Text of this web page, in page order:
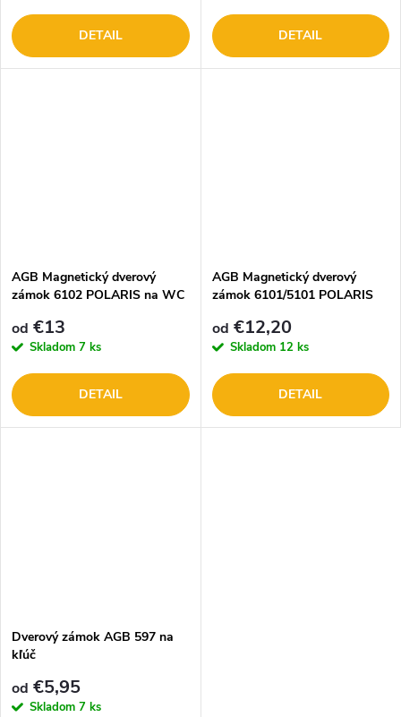
DETAIL DETAIL
AGB Magnetický dverový
zámok 6102 POLARIS na WC
od €13
Skladom 7 ks
DETAIL
AGB Magnetický dverový
zámok 6101/5101 POLARIS
od €12,20
Skladom 12 ks
DETAIL
Dverový zámok AGB 597 na
kľúč
od €5,95
Skladom 7 ks